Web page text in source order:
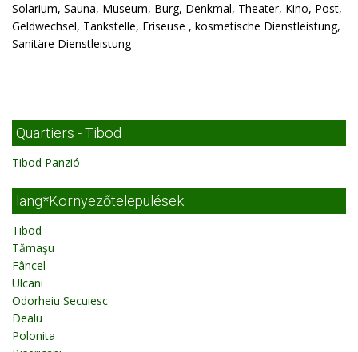
Solarium, Sauna, Museum, Burg, Denkmal, Theater, Kino, Post,
Geldwechsel, Tankstelle, Friseuse , kosmetische Dienstleistung,
Sanitäre Dienstleistung
Quartiers - Tibod
Tibod Panzió
lang*Környezőtelepülések
Tibod
Tămaşu
Fâncel
Ulcani
Odorheiu Secuiesc
Dealu
Polonita